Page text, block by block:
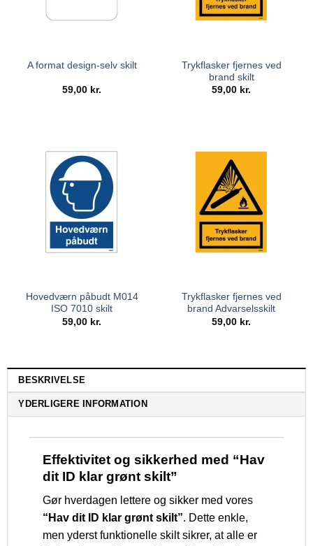
A format design-selv skilt
59,00 kr.
Trykflasker fjernes ved
brand skilt
59,00 kr.
Hovedværn påbudt M014
ISO 7010 skilt
59,00 kr.
Trykflasker fjernes ved
brand Advarselsskilt
59,00 kr.
BESKRIVELSE
YDERLIGERE INFORMATION
Effektivitet og sikkerhed med “Hav
dit ID klar grønt skilt”
Gør hverdagen lettere og sikker med vores
“Hav dit ID klar grønt skilt”. Dette enkle,
men yderst funktionelle skilt sikrer, at alle er